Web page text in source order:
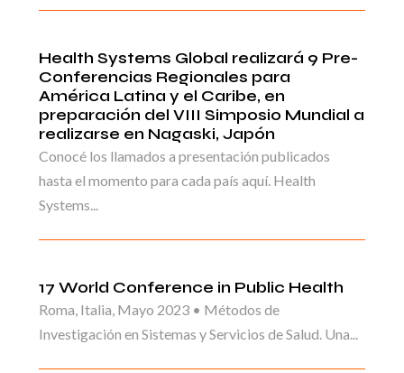
Health Systems Global realizará 9 Pre-
Conferencias Regionales para
América Latina y el Caribe, en
preparación del VIII Simposio Mundial a
realizarse en Nagaski, Japón
Conocé los llamados a presentación publicados
hasta el momento para cada país aquí. Health
Systems...
17 World Conference in Public Health
Roma, Italia, Mayo 2023 • Métodos de
Investigación en Sistemas y Servicios de Salud. Una...